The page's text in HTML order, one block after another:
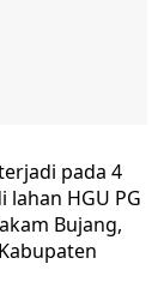
pada 4
lahan HGU PG
Bujang,